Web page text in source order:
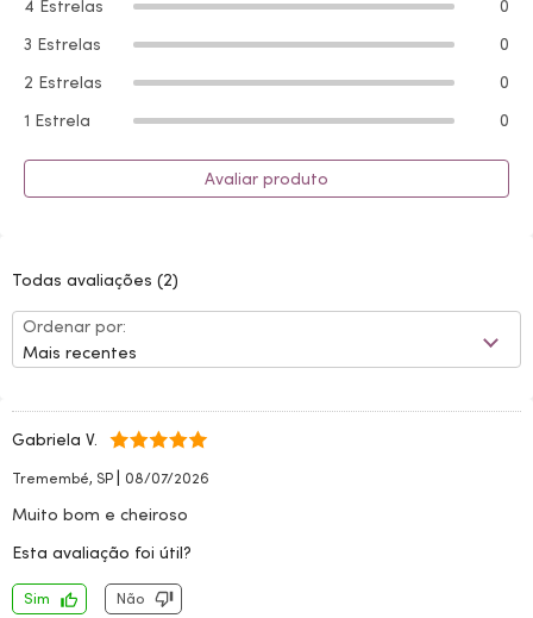
4 Estrelas
0
3 Estrelas
0
2 Estrelas
0
1 Estrela
0
Avaliar produto
Todas avaliações (2)
Ordenar por:
Mais recentes
Gabriela V.
Tremembé, SP | 08/07/2026
Muito bom e cheiroso
Esta avaliação foi útil?
Sim Não